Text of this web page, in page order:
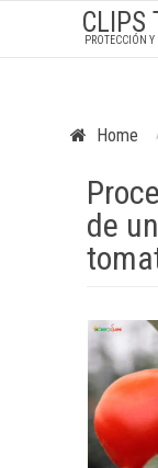
CLIPS
PROTECCIÓN
Home
de